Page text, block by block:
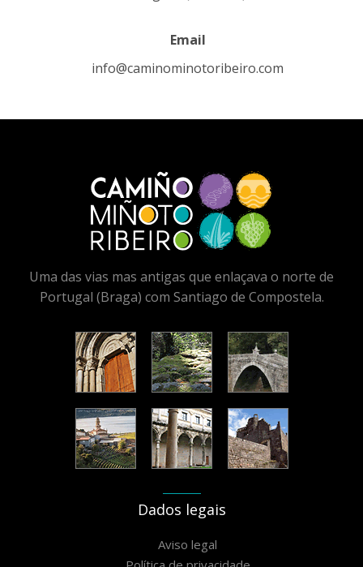
Email
info@caminominotoribeiro.com
Uma das vias mas antigas que enlaçava o norte de
Portugal (Braga) com Santiago de Compostela.
Dados legais
Aviso legal